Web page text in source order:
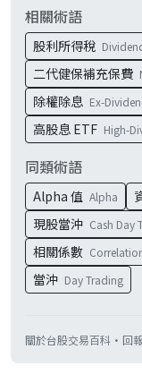
相關術語
股利所得稅
二代健保補充保費
除權除息 Ex-
高股息 ETF High-
同類術語
Alpha 值 Alpha
現股當沖 Cash Day
相關係數
當沖 Day Trading
關於台股交易百科 · 回